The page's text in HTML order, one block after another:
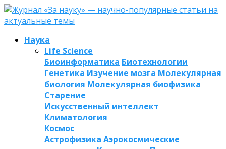
Наука
Life Science
Биоинформатика Биотехнологии
Генетика Изучение мозга Молекулярная
биология Молекулярная биофизика
Старение
Искусственный интеллект
Климатология
Космос
Астрофизика Аэрокосмические